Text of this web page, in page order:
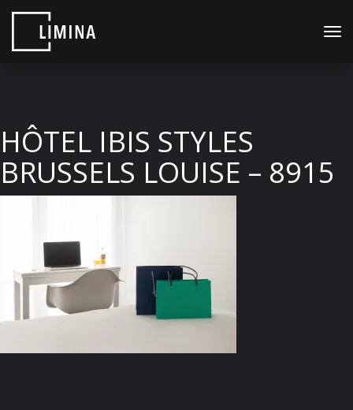
HÔTEL IBIS STYLES
BRUSSELS LOUISE – 8915